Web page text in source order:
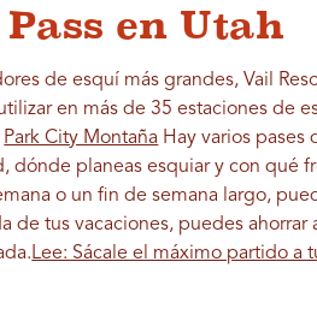
en Utah
de esquí más grandes, Vail
en más de 35 estaciones de
Park City Montaña Hay varios pases
planeas esquiar y con qué
o un fin de semana largo,
de tus vacaciones, puedes ahorrar
Lee: Sácale el máximo partido a